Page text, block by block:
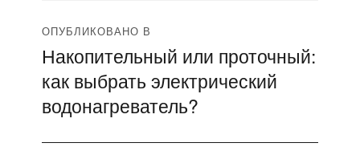
Навигация
по
записям
ОПУБЛИКОВАНО В
Накопительный или проточный:
как выбрать электрический
водонагреватель?